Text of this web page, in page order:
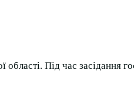
Під час засідання